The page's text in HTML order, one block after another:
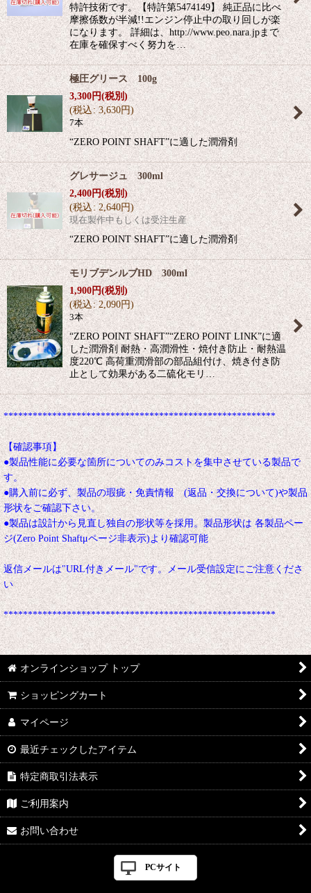
特許技術です。【特許第5474149】 純正品に比べ
摩擦係数が半減!!エンジン停止中の取り回しが楽
になります。 詳細は、http://www.peo.nara.jpまで
在庫を確保すべく努力を…
極圧グリース 100g
3,300円(税別)
(税込: 3,630円)
7本
“ZERO POINT SHAFT”に適した潤滑剤
グレサージュ 300ml
2,400円(税別)
(税込: 2,640円)
現在製作中もしくは受注生産
“ZERO POINT SHAFT”に適した潤滑剤
モリブデンルブHD 300ml
1,900円(税別)
(税込: 2,090円)
3本
“ZERO POINT SHAFT”“ZERO POINT LINK”に適
した潤滑剤 耐熱・高潤滑性・焼付き防止・耐熱温
度220℃ 高荷重潤滑部の部品組付け、焼き付き防
止として効果がある二硫化モリ…
********************************************************
【確認事項】
●製品性能に必要な箇所についてのみコストを集中させている製品で
す。
●購入前に必ず、製品の瑕疵・免責情報 (返品・交換について)や製品
形状をご確認下さい。
●製品は設計から見直し独自の形状等を採用。製品形状は 各製品ペー
ジ(Zero Point Shaftμページ非表示)より確認可能
返信メールは"URL付きメール"です。メール受信設定にご注意くださ
い
********************************************************
オンラインショップ トップ
ショッピングカート
マイページ
最近チェックしたアイテム
特定商取引法表示
ご利用案内
お問い合わせ
PCサイト